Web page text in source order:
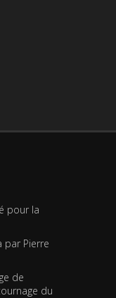
pour la
par Pierre
de
du